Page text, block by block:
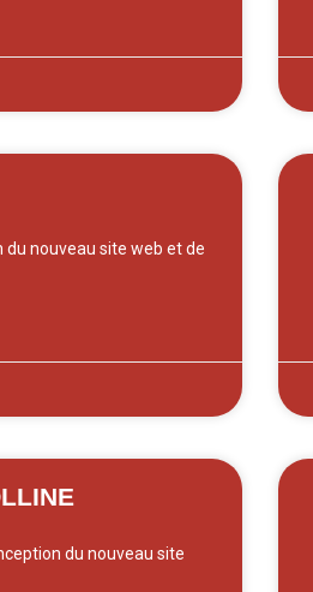
du nouveau site web et de
du nouveau site